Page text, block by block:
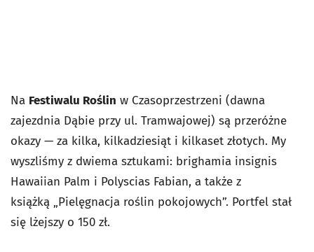
Na Festiwalu Roślin w Czasoprzestrzeni (dawna
zajezdnia Dąbie przy ul. Tramwajowej) są przeróżne
okazy — za kilka, kilkadziesiąt i kilkaset złotych. My
wyszliśmy z dwiema sztukami: brighamia insignis
Hawaiian Palm i Polyscias Fabian, a także z
książką „Pielęgnacja roślin pokojowych”. Portfel stał
się lżejszy o 150 zł.